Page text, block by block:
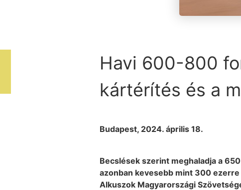
Havi 600-800
kártérítés és a
Budapest, 2024. április 18.
Becslések szerint meghaladja a
azonban kevesebb mint 300
Alkuszok Magyarországi